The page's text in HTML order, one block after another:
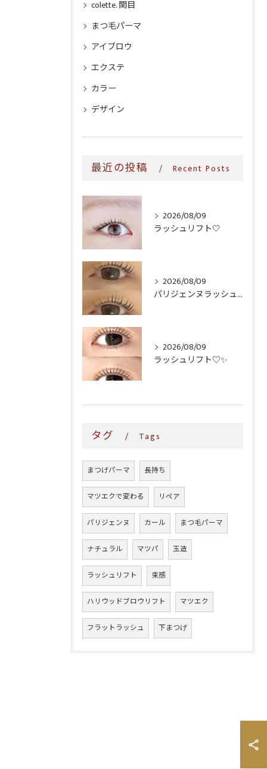
colette. 関目
まつ毛パーマ
アイブロウ
エクステ
カラー
デザイン
最近の投稿 Recent Posts
2026/08/09
ラッシュリフト‎🤍
2026/08/09
パリジェンヌラッシュリフト♪
2026/08/09
ラッシュリフト♡✨
タグ Tags
まつげパーマ 長持ち
マツエクで変わる リペア
パリジェンヌ カール まつ毛パーマ
ナチュラル マツパ 玉造
ラッシュリフト 束感
ハリウッドブロウリフト マツエク
フラットラッシュ 下まつげ